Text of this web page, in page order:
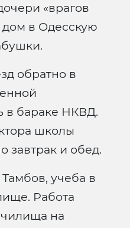
«врагов
дом в Одесскую
обратно в
в бараке НКВД.
школы
завтрак и обед.
учеба в
Работа
на